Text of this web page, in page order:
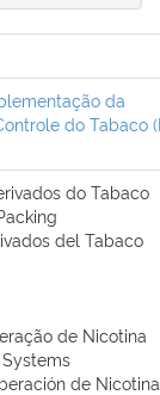
da
do Tabaco
do Tabaco
del Tabaco
de Nicotina
de Nicotina